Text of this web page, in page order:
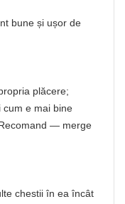
bune și ușor de
plăcere;
cum e mai bine
— merge
chestii în ea încât